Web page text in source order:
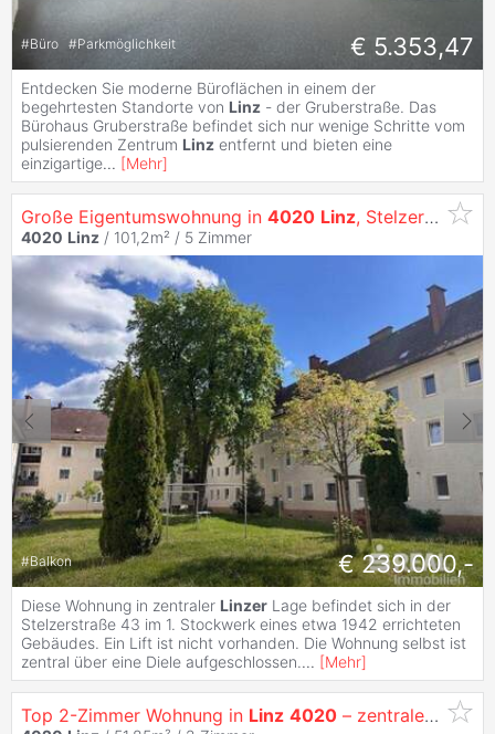
#Büro #Parkmöglichkeit € 5.353,47
Entdecken Sie moderne Büroflächen in einem der
begehrtesten Standorte von Linz - der Gruberstraße. Das
Bürohaus Gruberstraße befindet sich nur wenige Schritte vom
pulsierenden Zentrum Linz entfernt und bieten eine
einzigartige... [Mehr]
Große Eigentumswohnung in 4020 Linz, Stelzerstraße 43 Top 4
4020 Linz / 101,2m² / 5 Zimmer
#Balkon € 239.000,-
Diese Wohnung in zentraler Linzer Lage befindet sich in der
Stelzerstraße 43 im 1. Stockwerk eines etwa 1942 errichteten
Gebäudes. Ein Lift ist nicht vorhanden. Die Wohnung selbst ist
zentral über eine Diele aufgeschlossen.... [Mehr]
Top 2-Zimmer Wohnung in Linz 4020 – zentrale Lage